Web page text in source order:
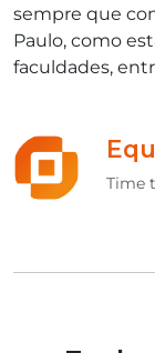
sempre que
Paulo, como
faculdades,
Time